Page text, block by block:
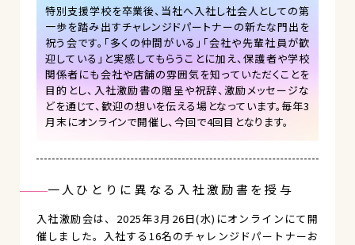
特別支援学校を卒業後、当社へ入社し社会人としての第
一歩を踏み出すチャレンジドパートナーの新たな門出を
祝う会です。「多くの仲間がいる」「会社や先輩社員が歓
迎している」と実感してもらうことに加え、保護者や学校
関係者にも会社や店舗の雰囲気を知っていただくことを
目的とし、入社激励書の贈呈や祝辞、激励メッセージな
どを通じて、歓迎の想いを伝える場となっています。毎年3
月末にオンラインで開催し、今回で4回目となります。
一人ひとりに異なる入社激励書を授与
入社激励会は、2025年3月26日(水)にオンラインにて開
催しました。入社する16名のチャレンジドパートナーお